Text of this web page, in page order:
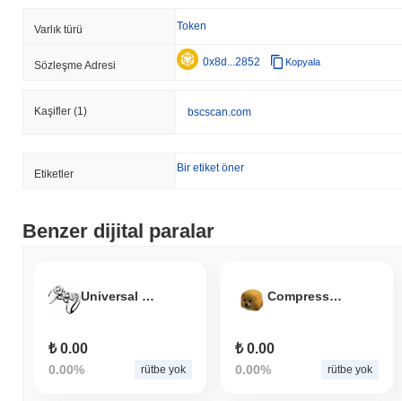
Varlık türü Token
Sözleşme Adresi 0x8d...2852 Kopyala
Kaşifler (1) bscscan.com
Etiketler Bir etiket öner
Benzer dijital paralar
Universal Game Coin
₺ 0.00
0.00% rütbe yok
Compressed dog
₺ 0.00
0.00% rütbe yok